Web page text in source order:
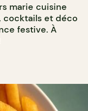
marie cuisine
cocktails et déco
festive. À